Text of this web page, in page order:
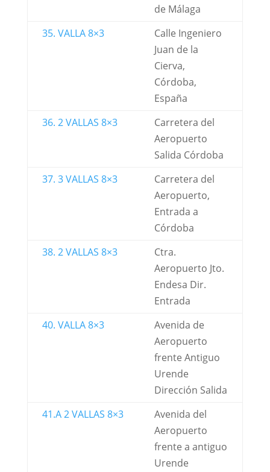
de Málaga
35. VALLA 8×3
Calle Ingeniero
Juan de la
Cierva,
Córdoba,
España
36. 2 VALLAS 8×3
Carretera del
Aeropuerto
Salida Córdoba
37. 3 VALLAS 8×3
Carretera del
Aeropuerto,
Entrada a
Córdoba
38. 2 VALLAS 8×3
Ctra.
Aeropuerto Jto.
Endesa Dir.
Entrada
40. VALLA 8×3
Avenida de
Aeropuerto
frente Antiguo
Urende
Dirección Salida
41.A 2 VALLAS 8×3
Avenida del
Aeropuerto
frente a antiguo
Urende